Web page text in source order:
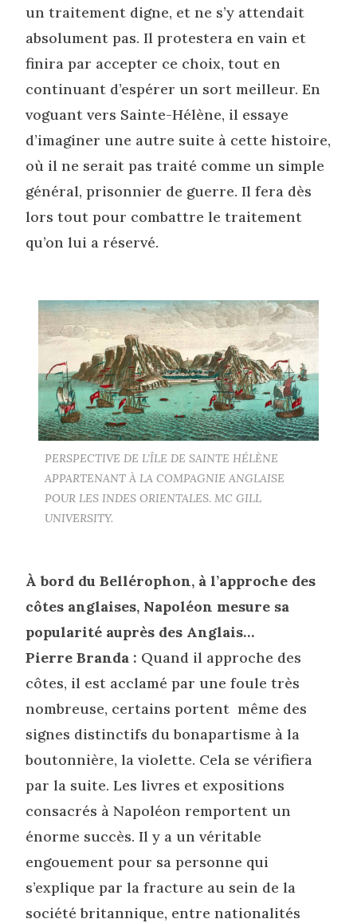
un traitement digne, et ne s’y attendait
absolument pas. Il protestera en vain et
finira par accepter ce choix, tout en
continuant d’espérer un sort meilleur. En
voguant vers Sainte-Hélène, il essaye
d’imaginer une autre suite à cette histoire,
où il ne serait pas traité comme un simple
général, prisonnier de guerre. Il fera dès
lors tout pour combattre le traitement
qu’on lui a réservé.
PERSPECTIVE DE L’ÎLE DE SAINTE HÉLÈNE
APPARTENANT À LA COMPAGNIE ANGLAISE
POUR LES INDES ORIENTALES. MC GILL
UNIVERSITY.
À bord du Bellérophon, à l’approche des
côtes anglaises, Napoléon mesure sa
popularité auprès des Anglais…
Pierre Branda : Quand il approche des
côtes, il est acclamé par une foule très
nombreuse, certains portent même des
signes distinctifs du bonapartisme à la
boutonnière, la violette. Cela se vérifiera
par la suite. Les livres et expositions
consacrés à Napoléon remportent un
énorme succès. Il y a un véritable
engouement pour sa personne qui
s’explique par la fracture au sein de la
société britannique, entre nationalités